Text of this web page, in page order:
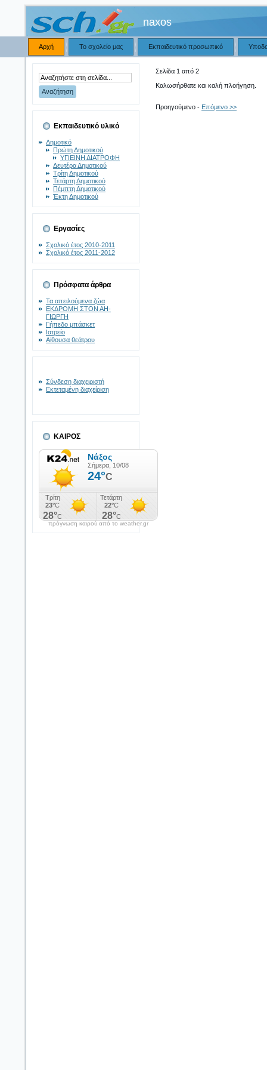
naxos
Αρχή Το σχολείο μας Εκπαιδευτικό προσωπικό
Εκπαιδευτικό υλικό
Δημοτικό
Πρώτη Δημοτικού
ΥΓΙΕΙΝΗ ΔΙΑΤΡΟΦΗ
Δευτέρα Δημοτικού
Τρίτη Δημοτικού
Τετάρτη Δημοτικού
Πέμπτη Δημοτικού
Έκτη Δημοτικού
Εργασίες
Σχολικό έτος 2010-2011
Σχολικό έτος 2011-2012
Πρόσφατα άρθρα
Τα απειλούμενα ζώα
ΕΚΔΡΟΜΗ ΣΤΟΝ ΑΗ-
ΓΙΩΡΓΗ
Γήπεδο μπάσκετ
Ιατρείο
Αίθουσα θεάτρου
Σύνδεση διαχειριστή
Εκτεταμένη διαχείριση
ΚΑΙΡΟΣ
πρόγνωση καιρού από το weather.gr
Σελίδα 1 από 2
Καλωσήρθατε και καλή πλοήγηση.
Προηγούμενο - Επόμενο >>